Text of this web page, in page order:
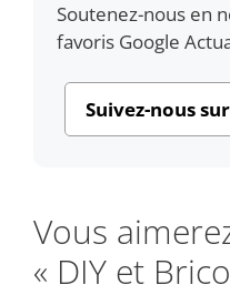
Soutenez-nous en
favoris Google
Suivez-nous
Vous
« DIY et